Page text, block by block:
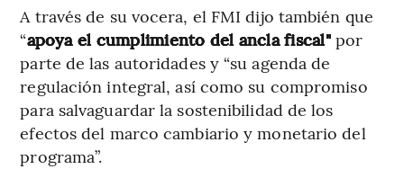
A través de su vocera, el FMI dijo también que
“apoya el cumplimiento del ancla fiscal"por
parte de las autoridades y “su agenda de
regulación integral, así como su compromiso
para salvaguardar la sostenibilidad de los
efectos del marco cambiario y monetario del
programa”.